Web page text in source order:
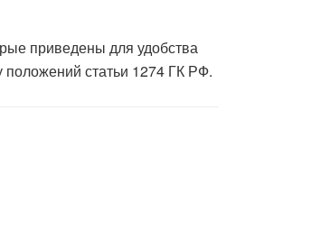
приведены для удобства
положений статьи 1274 ГК РФ.